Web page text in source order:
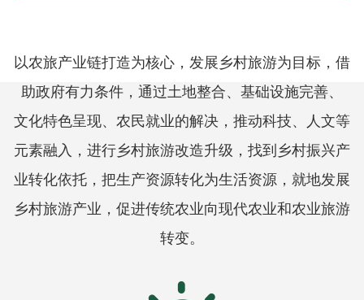
以农旅产业链打造为核心，发展乡村旅游为目标，借
助政府有力条件，通过土地整合、基础设施完善、
文化特色呈现、农民就业的解决，推动科技、人文等
元素融入，进行乡村旅游改造升级，找到乡村振兴产
业转化依托，把生产资源转化为生活资源，就地发展
乡村旅游产业，促进传统农业向现代农业和农业旅游
转变。